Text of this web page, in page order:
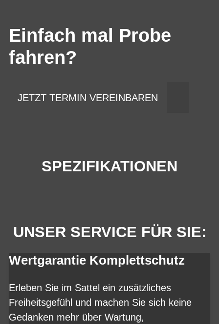
Einfach mal Probe
fahren?
JETZT TERMIN VEREINBAREN
SPEZIFIKATIONEN
UNSER SERVICE FÜR SIE:
Wertgarantie Komplettschutz
Erleben Sie im Sattel ein zusätzliches
Freiheitsgefühl und machen Sie sich keine
Gedanken mehr über Wartung,